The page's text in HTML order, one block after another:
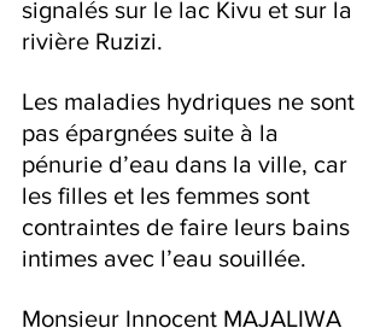
signalés sur le lac Kivu et sur la
rivière Ruzizi.
Les maladies hydriques ne sont
pas épargnées suite à la
pénurie d’eau dans la ville, car
les filles et les femmes sont
contraintes de faire leurs bains
intimes avec l’eau souillée.
Monsieur Innocent MAJALIWA